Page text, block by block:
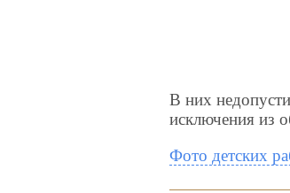
В них
исключения из
Фото детских